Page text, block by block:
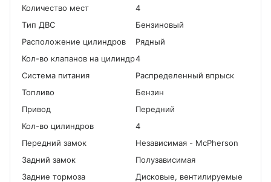
Количество мест
4
Tип ДВС
Бензиновый
Расположение цилиндров
Рядный
Кол-во клапанов на цилиндр4
Система питания
Распределенный впрыск
Топливо
Бензин
Привод
Передний
Кол-во цилиндров
4
Передний замок
Независимая - McPherson
Задний замок
Полузависимая
Задние тормоза
Дисковые, вентилируемые